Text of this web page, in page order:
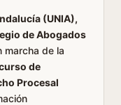
(UNIA),
de Abogados
marcha de la
de
Procesal